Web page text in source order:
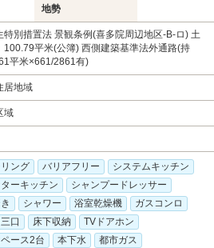
地勢
特別措置法 景観条例(喜多院周辺地区-B-ロ) 土
100.79平米(公簿) 西側建築基準法外通路(持
平米×661/2861有)
居地域
域
ング バリアフリー
システムキッチン
ーキッチン
シャンプードレッサー
シャワー 浴室乾燥機
ガスコンロ
口
床下収納
TVドアホン
ース2台
本下水
都市ガス